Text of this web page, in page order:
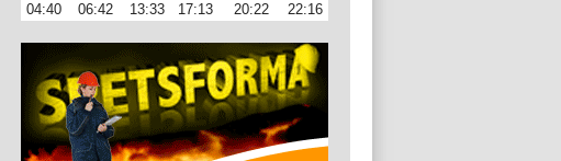
04:40
06:42 13:33 17:13 20:22 22:16